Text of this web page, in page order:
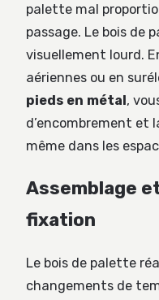
palette mal
passage. Le bois de
visuellement lourd.
aériennes ou en
pieds en métal,
d’encombrement et
même dans les
Assemblage
fixation
Le bois de palette
changements de